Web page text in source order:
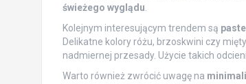
świeżego wyglądu
Kolejnym interesującym trendem są
Delikatne kolory różu, brzoskwini czy
nadmiernej przesady. Użycie takich
Warto również zwrócić uwagę na